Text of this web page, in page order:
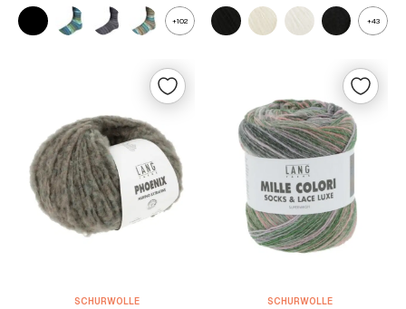
+102 +43
SCHURWOLLE SCHURWOLLE